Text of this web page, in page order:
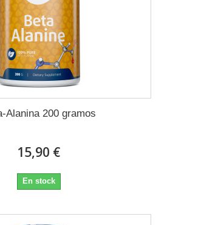
Alanina 200 gramos
15,90 €
En stock